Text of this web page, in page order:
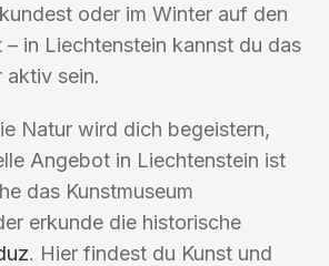
oder im Winter auf den
– in Liechtenstein kannst du das
aktiv sein.
Natur wird dich begeistern,
Angebot in Liechtenstein ist
das Kunstmuseum
erkunde die historische
. Hier findest du Kunst und